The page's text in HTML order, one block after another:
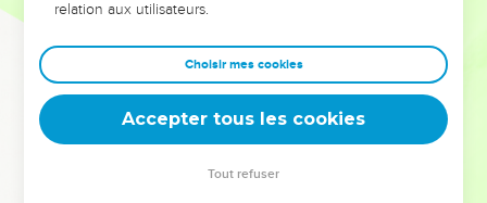
Dans cette conférence, leaders, entrepreneurs, et responsables
clés pour avancer avec plus de sagesse afin que leurs erreurs
deviennent vos tremplins. Que vous guidiez un ministère, une
équipe, un groupe ou une famille, leur expérience est faite
relation aux utilisateurs.
Choisir mes cookies
Accepter tous les cookies
Tout refuser